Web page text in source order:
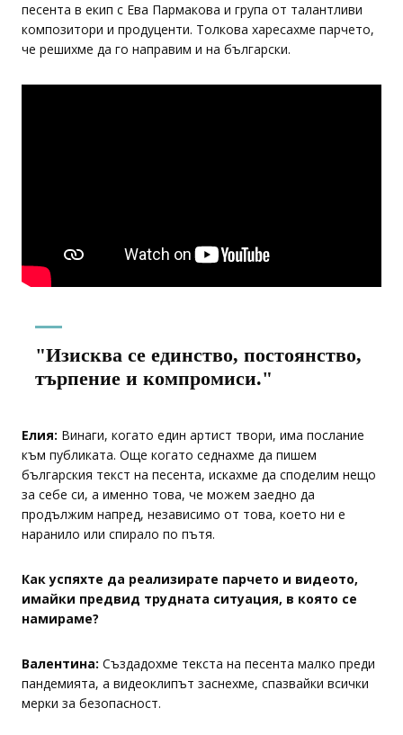
песента в екип с Ева Пармакова и група от талантливи
композитори и продуценти. Толкова харесахме парчето,
че решихме да го направим и на български.
"Изисква се единство, постоянство,
търпение и компромиси."
Елия: Винаги, когато един артист твори, има послание
към публиката. Още когато седнахме да пишем
българския текст на песента, искахме да споделим нещо
за себе си, а именно това, че можем заедно да
продължим напред, независимо от това, което ни е
наранило или спирало по пътя.
Как успяхте да реализирате парчето и видеото,
имайки предвид трудната ситуация, в която се
намираме?
Валентина: Създадохме текста на песента малко преди
пандемията, а видеоклипът заснехме, спазвайки всички
мерки за безопасност.